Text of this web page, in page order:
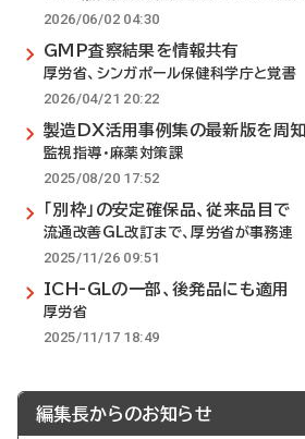
2026/06/02 04:30
GMP査察結果を情報共有
厚労省、シンガポール保健科学庁と覚書
2026/04/21 20:22
製造DX活用事例集の最新版を周知
監視指導・麻薬対策課
2025/08/20 17:52
「別枠」の安定確保品、従来品目で
流通改善GL改訂まで、厚労省が事務連
2025/11/26 09:51
ICH-GLの一部、後発品にも適用
厚労省
2025/11/17 18:49
編集長からのお知らせ